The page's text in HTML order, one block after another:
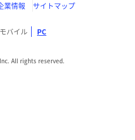
業情報 サイトマップ
モバイル PC
All rights reserved.